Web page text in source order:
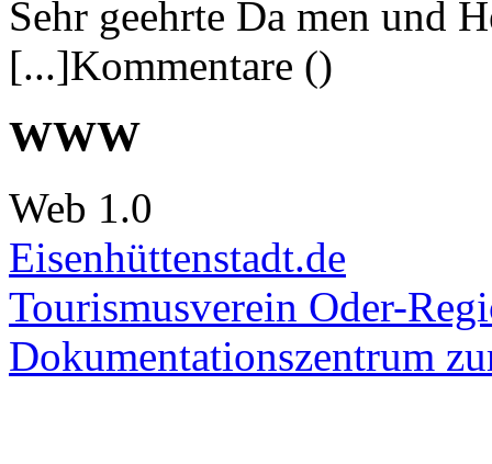
Sehr geehrte Da men und
[...]Kommentare ()
WWW
Web 1.0
Eisenhüttenstadt.de
Tourismusverein Oder-
Dokumentationszentrum